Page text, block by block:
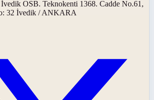
İvedik OSB. Teknokenti 1368. Cadde No.61,
32 İvedik / ANKARA